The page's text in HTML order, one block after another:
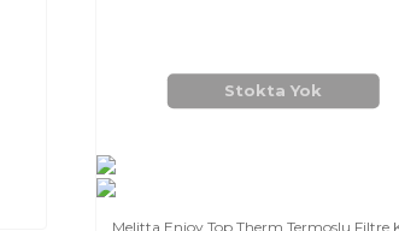
Stokta Yok
Melitta Enjoy Top Therm Termoslu Filtre